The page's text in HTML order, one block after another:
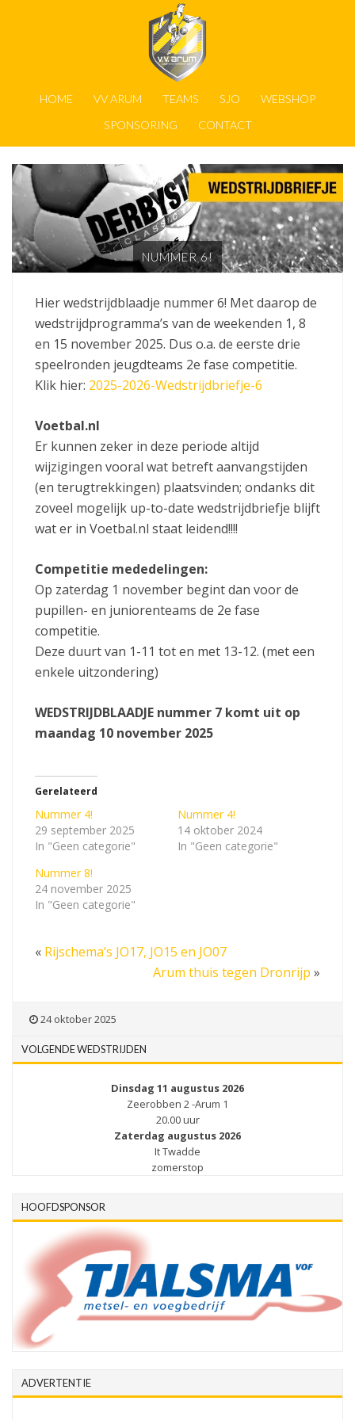
HOME VV ARUM TEAMS SJO
WEBSHOP
SPONSORING
CONTACT
NUMMER 6!
Hier wedstrijdblaadje nummer 6! Met daarop de
wedstrijdprogramma’s van de weekenden 1, 8
en 15 november 2025. Dus o.a. de eerste drie
speelronden jeugdteams 2e fase competitie.
Klik hier: 2025-2026-Wedstrijdbriefje-6
Voetbal.nl
Er kunnen zeker in deze periode altijd
wijzigingen vooral wat betreft aanvangstijden
(en terugtrekkingen) plaatsvinden; ondanks dit
zoveel mogelijk up-to-date wedstrijdbriefje blijft
wat er in Voetbal.nl staat leidend!!!!
Competitie mededelingen:
Op zaterdag 1 november begint dan voor de
pupillen- en juniorenteams de 2e fase
competitie.
Deze duurt van 1-11 tot en met 13-12. (met een
enkele uitzondering)
WEDSTRIJDBLAADJE nummer 7 komt uit op
maandag 10 november 2025
Gerelateerd
Nummer 4!
29 september 2025
In "Geen categorie"
Nummer 4!
14 oktober 2024
In "Geen categorie"
Nummer 8!
24 november 2025
In "Geen categorie"
« Rijschema’s JO17, JO15 en JO07
Arum thuis tegen Dronrijp »
24 oktober 2025
VOLGENDE WEDSTRIJDEN
Dinsdag 11 augustus 2026
Zeerobben 2 -Arum 1
20.00 uur
Zaterdag augustus 2026
It Twadde
zomerstop
HOOFDSPONSOR
ADVERTENTIE